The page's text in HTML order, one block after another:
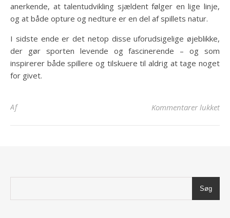
anerkende, at talentudvikling sjældent følger en lige linje,
og at både opture og nedture er en del af spillets natur.
I sidste ende er det netop disse uforudsigelige øjeblikke,
der gør sporten levende og fascinerende – og som
inspirerer både spillere og tilskuere til aldrig at tage noget
for givet.
Af Kommentarer lukkettil
Søg